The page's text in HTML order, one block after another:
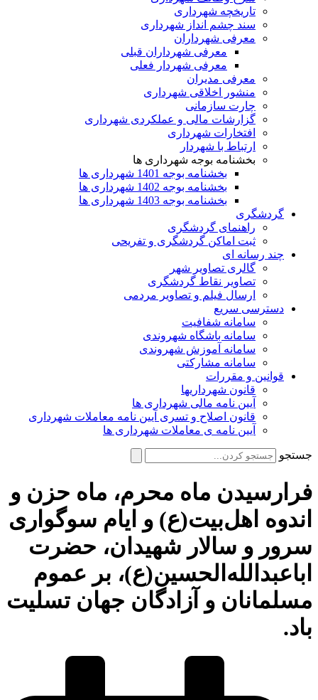
تاریخچه شهرداری
سند چشم انداز شهرداری
معرفی شهرداران
معرفی شهرداران قبلی
معرفی شهردار فعلی
معرفی مدیران
منشور اخلاقی شهرداری
چارت سازمانی
گزارشات مالی و عملکردی شهرداری
افتخارات شهرداری
ارتباط با شهردار
بخشنامه بوجه شهرداری ها
بخشنامه بوجه 1401 شهرداری ها
بخشنامه بوجه 1402 شهرداری ها
بخشنامه بوجه 1403 شهرداری ها
گردشگری
راهنمای گردشگری
ثبت اماکن گردشگری و تفریحی
چند رسانه ای
گالری تصاویر شهر
تصاویر نقاط گردشگری
ارسال فیلم و تصاویر مردمی
دسترسی سریع
سامانه شفافیت
سامانه باشگاه شهروندی
سامانه آموزش شهروندی
سامانه مشارکتی
قوانین و مقررات
قانون شهرداریها
آیین نامه مالی شهرداری ها
قانون اصلاح و تسری آیین نامه معاملات شهرداری
آیین نامه ی معاملات شهرداری ها
جستجو
فرارسیدن ماه محرم، ماه حزن و
اندوه اهل‌بیت(ع) و ایام سوگواری
سرور و سالار شهیدان، حضرت
اباعبدالله‌الحسین(ع)، بر عموم
مسلمانان و آزادگان جهان تسلیت
باد.